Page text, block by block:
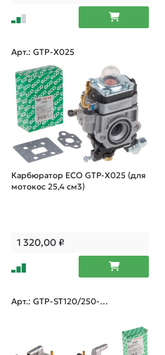
Арт.: GTP-X025
Карбюратор ECO GTP-X025 (для
мотокос 25,4 см3)
1 320,00₽
Арт.: GTP-ST120/250-0